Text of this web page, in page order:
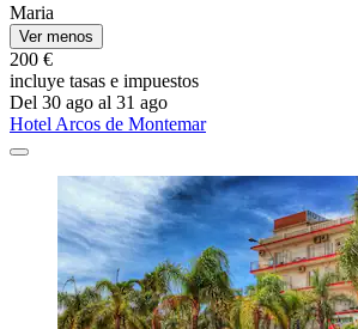
Maria
Ver menos
200 €
incluye tasas e impuestos
Del 30 ago al 31 ago
Hotel Arcos de Montemar